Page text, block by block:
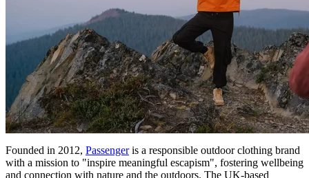
Founded in 2012, Passengeris a responsible outdoor clothing brand
with a mission to "inspire meaningful escapism", fostering wellbeing
and connection with nature and the outdoors. The UK-based